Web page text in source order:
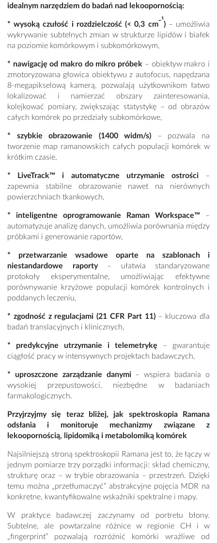
idealnym narzędziem do badań nad lekoopornością:
* wysoką czułość i rozdzielczość (< 0,3 cm-¹) – umożliwia
wykrywanie subtelnych zmian w strukturze lipidów i białek
na poziomie komórkowym i subkomórkowym,
* nawigację od makro do mikro próbek – obiektyw makro i
zmotoryzowana głowica obiektywu z autofocus, napędzana
8-megapikselową kamerą, pozwalają użytkownikom łatwo
lokalizować i namierzać obszary zainteresowania,
kolejkować pomiary, zwiększając statystykę – od obrazów
całych komórek po przedziały subkomórkowe,
* szybkie obrazowanie (1400 widm/s) – pozwala na
tworzenie map ramanowskich całych populacji komórek w
krótkim czasie,
* LiveTrack™ i automatyczne utrzymanie ostrości–
zapewnia stabilne obrazowanie nawet na nierównych
powierzchniach tkankowych,
* inteligentne oprogramowanie Raman Workspace™ –
automatyzuje analizę danych, umożliwia porównania między
próbkami i generowanie raportów,
* przetwarzanie wsadowe oparte na szablonach i
niestandardowe raporty– ułatwia standaryzowane
protokoły eksperymentalne, umożliwiając efektywne
porównywanie krzyżowe populacji komórek kontrolnych i
poddanych leczeniu,
* zgodność z regulacjami (21 CFR Part 11)– kluczowa dla
badań translacyjnych i klinicznych,
* predykcyjne utrzymanie i telemetrykę – gwarantuje
ciągłość pracy w intensywnych projektach badawczych,
* uproszczone zarządzanie danymi – wspiera badania o
wysokiej przepustowości, niezbędne w badaniach
farmakologicznych.
Przyjrzyjmy się teraz bliżej, jak spektroskopia Ramana
odsłania i monitoruje mechanizmy związane z
lekoopornością, lipidomiką i metabolomiką komórek
Najsilniejszą stroną spektroskopii Ramana jest to, że łączy w
jednym pomiarze trzy porządki informacji: skład chemiczny,
strukturę oraz – w trybie obrazowania – przestrzeń. Dzięki
temu można „przetłumaczyć” abstrakcyjne pojęcia MDR na
konkretne, kwantyfikowalne wskaźniki spektralne i mapy.
W praktyce badawczej zaczynamy od portretu błony.
Subtelne, ale powtarzalne różnice w regionie CH i w
„fingerprint” pozwalają rozróżnić komórki wrażliwe od